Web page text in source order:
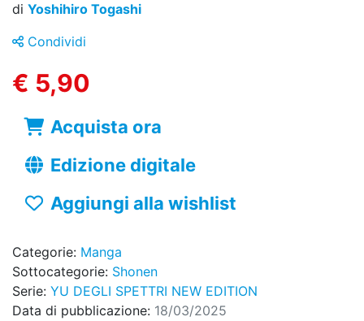
di Yoshihiro Togashi
Condividi
€ 5,90
Acquista ora
Edizione digitale
Aggiungi alla wishlist
Categorie: Manga
Sottocategorie: Shonen
Serie: YU DEGLI SPETTRI NEW EDITION
Data di pubblicazione: 18/03/2025